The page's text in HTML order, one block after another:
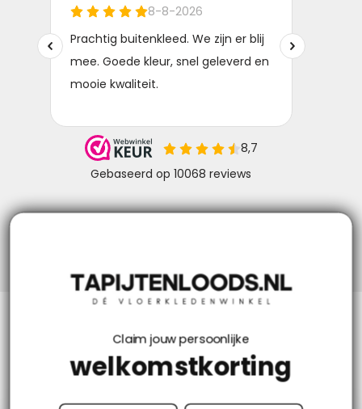
Mijn account
Claim jouw persoonlijke
welkomstkorting